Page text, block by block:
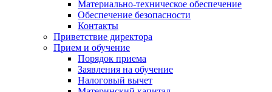
Материально-техническое обеспечение
Обеспечение безопасности
Контакты
Приветствие директора
Прием и обучение
Порядок приема
Заявления на обучение
Налоговый вычет